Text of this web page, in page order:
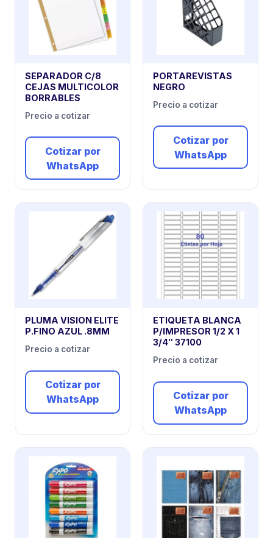
SEPARADOR C/8
CEJAS MULTICOLOR
BORRABLES
Precio a cotizar
Cotizar por
WhatsApp
PORTAREVISTAS
NEGRO
Precio a cotizar
Cotizar por
WhatsApp
PLUMA VISION ELITE
P.FINO AZUL .8MM
Precio a cotizar
Cotizar por
WhatsApp
ETIQUETA BLANCA
P/IMPRESOR 1/2 X 1
3/4″ 37100
Precio a cotizar
Cotizar por
WhatsApp